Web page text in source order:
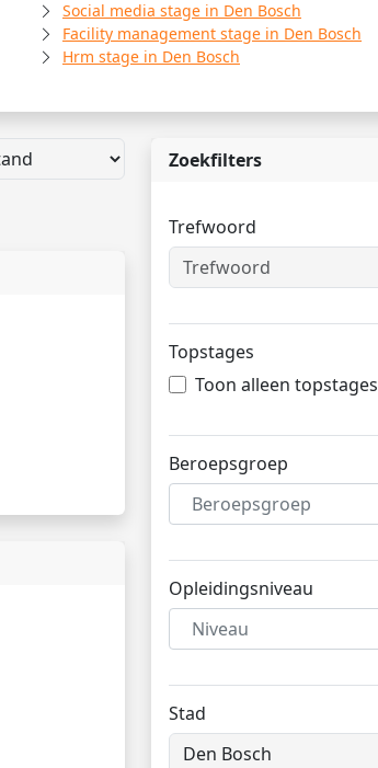
Social media stage in Den Bosch
Facility management stage in Den Bosch
Hrm stage in Den Bosch
Zoekfilters
Trefwoord
Topstages
Toon alleen topstages
Beroepsgroep
Beroepsgroep
Opleidingsniveau
Niveau
Stad